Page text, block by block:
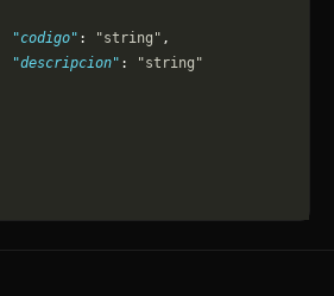
"codigo"
: "string" ,
"descripcion"
:
"string"